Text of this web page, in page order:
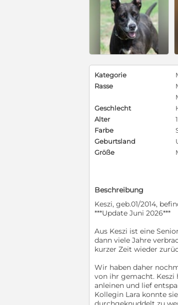
Kategorie
Rasse
Geschlecht
Alter
Farbe
Geburtsland
Größe
Beschreibung
Keszi, geb.01/2014,
***Update Juni 2026***
Aus Keszi ist eine
dann viele Jahre
kurzer Zeit wieder
Wir haben daher
von ihr gemacht.
anleinen und lief
Kollegin Lara konnte